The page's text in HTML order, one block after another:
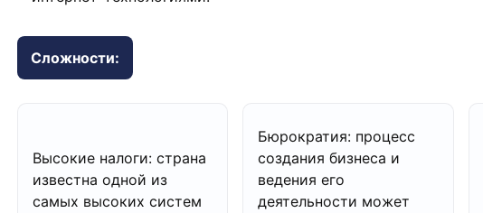
Сложности:
Высокие налоги: страна
известна одной из
самых высоких систем
Бюрократия: процесс
создания бизнеса и
ведения его
деятельности может